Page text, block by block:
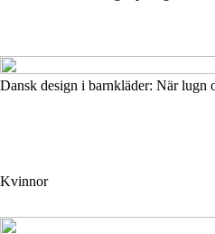
Dansk design i barnkläder: När lugn
Kvinnor